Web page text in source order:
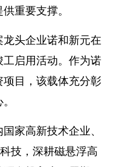
重要支撑。
头企业诺和新元在
启用活动。作为诺
目，该载体充分彰
高新技术企业、
技，深耕磁悬浮高